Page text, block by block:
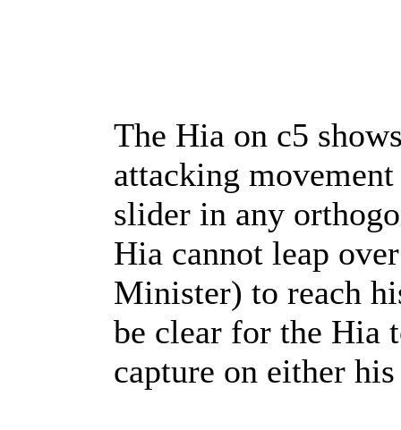
The Hia on c5
attacking
slider in any
Hia cannot leap
Minister) to reach
be clear for the Hia
capture on either